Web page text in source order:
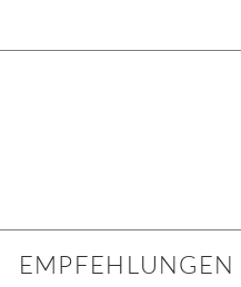
EMPFEHLUNGEN